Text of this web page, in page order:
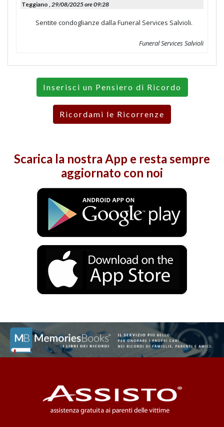
Teggiano ,29/08/2025 ore 09:28
Sentite condoglianze dalla Funeral Services Salvioli.
Funeral Services Salvioli
Inserisci un Pensiero di Ricordo
Ricordami le Ricorrenze
Scarica la nostra App e resta sempre
aggiornato con noi